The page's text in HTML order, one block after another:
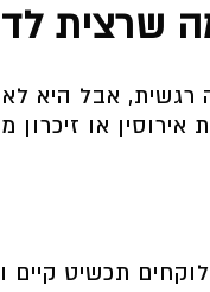
שרצית
אבל היא לא
או
תכשיט